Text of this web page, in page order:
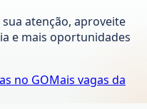
atenção, aproveite
e mais oportunidades
no GOMais vagas da